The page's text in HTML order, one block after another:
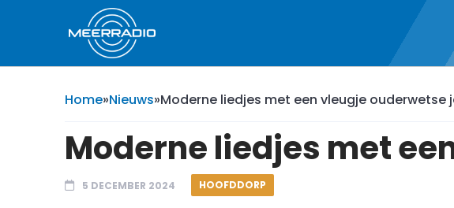
Home»Nieuws»Moderne liedjes met een vleugje ouderwetse
Moderne liedjes met
5 DECEMBER 2024 HOOFDDORP